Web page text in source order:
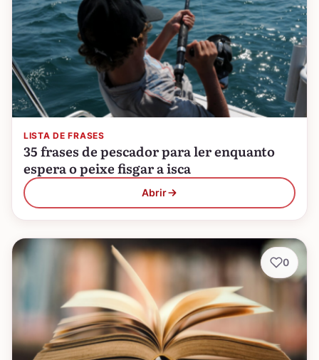
LISTA DE FRASES
35 frases de pescador para ler enquanto
espera o peixe fisgar a isca
Abrir
0